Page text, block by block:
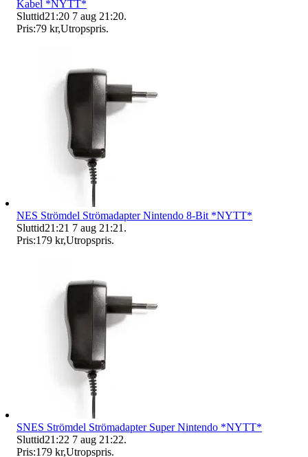
Kabel *NYTT*
Sluttid21:20 7 aug 21:20.
Pris:79 kr,Utropspris.
NES Strömdel Strömadapter Nintendo 8-Bit *NYTT*
Sluttid21:21 7 aug 21:21 .
Pris:179 kr,Utropspris.
SNES Strömdel Strömadapter Super Nintendo *NYTT*
Sluttid21:22 7 aug 21:22.
Pris:179 kr,Utropspris.